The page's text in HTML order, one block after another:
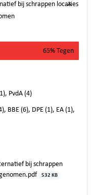
bij schrappen locaties
65% Tegen
PvdA (4)
BBE (6), DPE (1), EA (1),
bij schrappen
532 KB